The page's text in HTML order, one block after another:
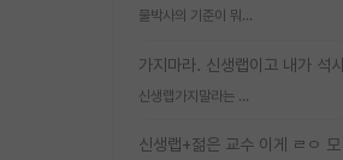
물박사의 기준이 뭐임?
신생랩가지말라는 이유가 있었구나